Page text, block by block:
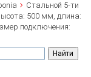
Стальной 5-ти
500 мм, длина:
подключения: